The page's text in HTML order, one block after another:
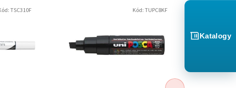
TSC310F Kód:TUPC8KF
Katalogy